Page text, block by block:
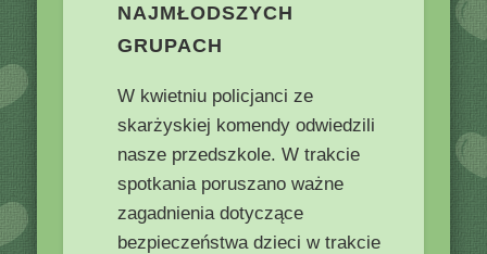
NAJMŁODSZYCH
GRUPACH
W kwietniu policjanci ze
skarżyskiej komendy odwiedzili
nasze przedszkole. W trakcie
spotkania poruszano ważne
zagadnienia dotyczące
bezpieczeństwa dzieci w trakcie